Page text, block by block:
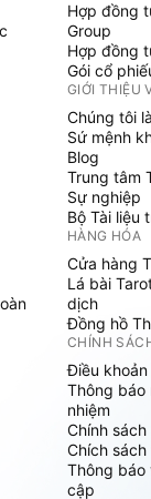
Hợp đồng
Group
Hợp đồng
Gói cổ
GIỚI THIỆU
Chúng tôi
Sứ mệnh
Blog
Trung tâm
Sự nghiệp
Bộ Tài liệu
HÀNG HÓA
Cửa hàng
Lá bài
dịch
Đồng hồ
CHÍNH
Điều
Thông báo
nhiệm
Chính
Chích
Thông báo
cập